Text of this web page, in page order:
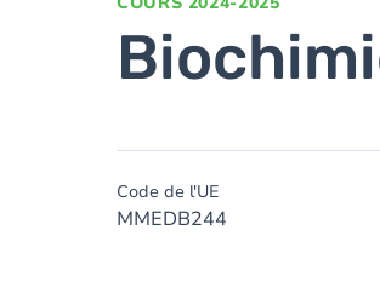
Code de l'UE
MMEDB244